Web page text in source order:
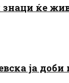
знаци ќе
ја